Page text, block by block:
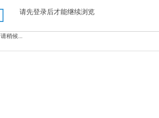
请先登录后才能继续浏览
请稍候...